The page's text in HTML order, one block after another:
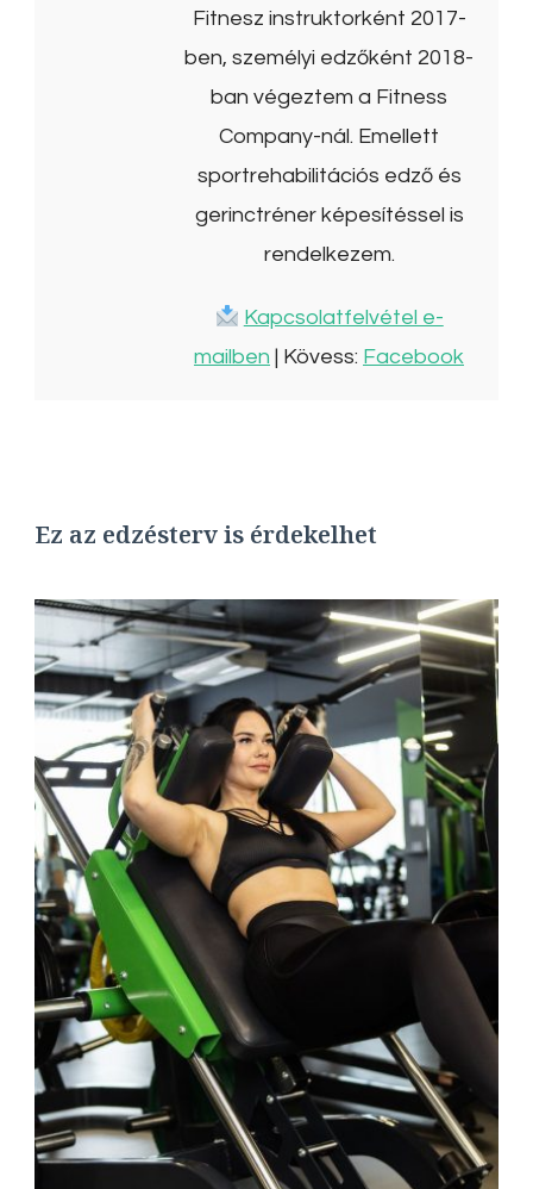
Fitnesz instruktorként 2017-
ben, személyi edzőként 2018-
ban végeztem a Fitness
Company-nál. Emellett
sportrehabilitációs edző és
gerinctréner képesítéssel is
rendelkezem.
Kapcsolatfelvétel e-
mailben | Kövess: Facebook
Ez az edzésterv is érdekelhet